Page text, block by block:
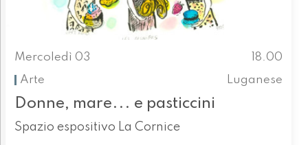
Mercoledì 03
18.00
Arte
Luganese
Donne, mare... e pasticcini
Spazio espositivo La Cornice